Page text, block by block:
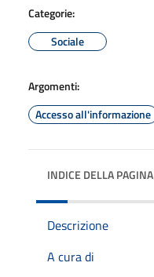
Categorie:
Sociale
Argomenti:
Accesso all'informazione
INDICE DELLA PAGINA
Descrizione
A cura di